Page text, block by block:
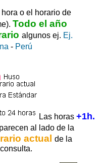
o el horario de
Todo el año
algunos ej. Ej.
- Perú
Las horas +1h.
al lado de la
actual de la